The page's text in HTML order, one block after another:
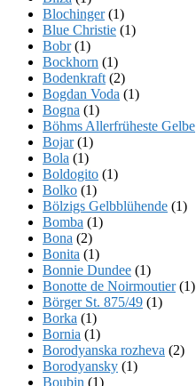
Blochinger(1)
Blue Christie (1)
Bobr(1)
Bockhorn (1)
Bodenkraft (2)
Bogdan Voda (1)
Bogna (1)
Böhms Allerfrüheste Gelbe
Bojar(1)
Bola (1)
Boldogito (1)
Bolko (1)
Bölzigs Gelbblühende (1)
Bomba (1)
Bona (2)
Bonita (1)
Bonnie Dundee (1)
Bonotte de Noirmoutier(1)
Börger St. 875/49 (1)
Borka (1)
Bornia (1)
Borodyanska rozheva (2)
Borodyansky (1)
Boubin (1)